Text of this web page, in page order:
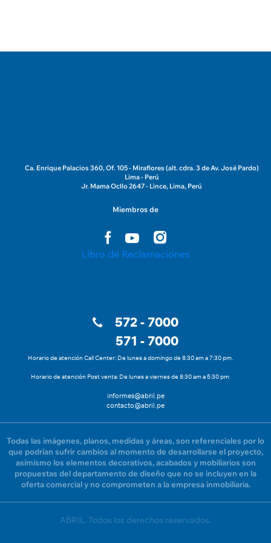
Ca. Enrique Palacios 360, Of. 105 - Miraflores (alt. cdra. 3 de Av. José Pardo)
Lima - Perú
Jr. Mama Ocllo 2647 - Lince, Lima, Perú
Miembros de
Libro de Reclamaciones
572 - 7000
571 - 7000
Horario de atención Call Center: De lunes a domingo de 8:30 am a 7:30 pm.
Horario de atención Post venta: De lunes a viernes de 8:30 am a 5:30 pm
informes@abril.pe
contacto@abril.pe
Todas las imágenes, planos, medidas y áreas, son referenciales por lo
que podrían sufrir cambios al momento de desarrollarse el proyecto,
asímismo los elementos decorativos, acabados y mobiliarios son
propuestas del departamento de diseño que no se incluyen en la
oferta comercial y no comprometen a la empresa inmobiliaria.
ABRIL. Todos los derechos reservados.